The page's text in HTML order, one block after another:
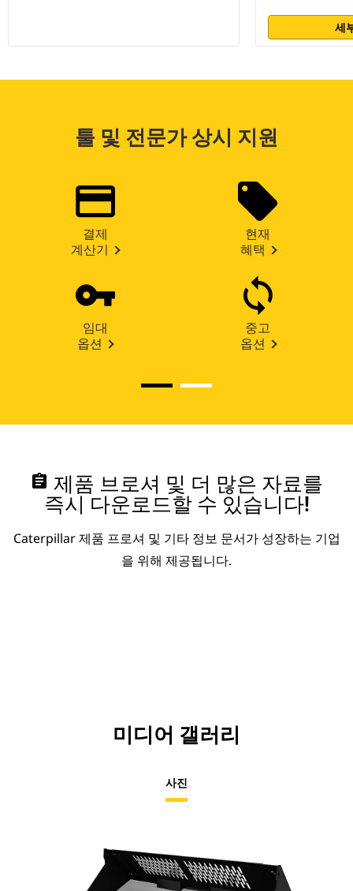
세
툴 및 전문가 상시 지원
결제
계산기
현재
혜택
임대
옵션
중고
옵션
assignment 제품 브로셔 및 더 많은 자료를
즉시 다운로드할 수 있습니다!
Caterpillar 제품 프로셔 및 기타 정보 문서가 성장하는 기업
을 위해 제공됩니다.
미디어 갤러리
사진